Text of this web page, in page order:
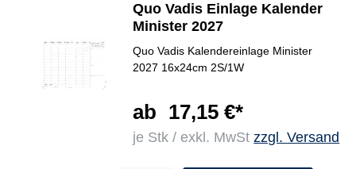
Quo Vadis Einlage Kalender
Minister 2027
Quo Vadis Kalendereinlage Minister
2027 16x24cm 2S/1W
ab 17,15 €*
je Stk / exkl. MwStzzgl. Versand